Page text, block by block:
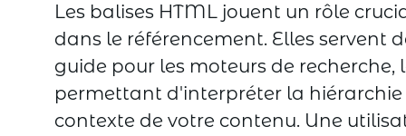
Les balises HTML jouent un rôle
dans le référencement. Elles servent
guide pour les moteurs de recherche,
permettant d'interpréter la hiérarchie
contexte de votre contenu. Une